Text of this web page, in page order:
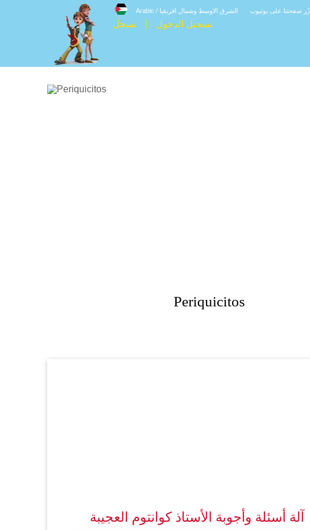
الشرق الاوسط وشمال افريقيا / Arabic زُر صفحتنا على يوتيوب
تسجيل الدخول تسجل
Periquicitos
آلة أسئلة وأجوبة الأستاذ كوانتوم العجيبة